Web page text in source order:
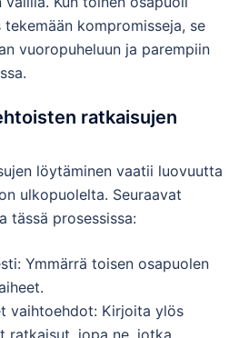
kompromisseja, se
vuoropuheluun ja parempiin
ratkaisujen
löytäminen vaatii luovuutta
ulkopuolelta. Seuraavat
tässä prosessissa:
Ymmärrä toisen osapuolen
vaihtoehdot: Kirjoita ylös
ratkaisut, jopa ne, jotka